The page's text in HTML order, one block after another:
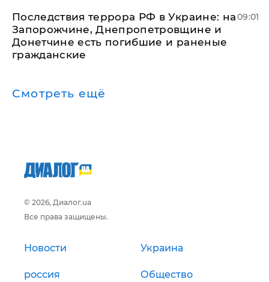
Последствия террора РФ в Украине: на
Запорожчине, Днепропетровщине и
Донетчине есть погибшие и раненые
гражданские
09:01
Смотреть ещё
© 2026, Диалог.ua
Все права защищены.
Новости Украина
россия Общество